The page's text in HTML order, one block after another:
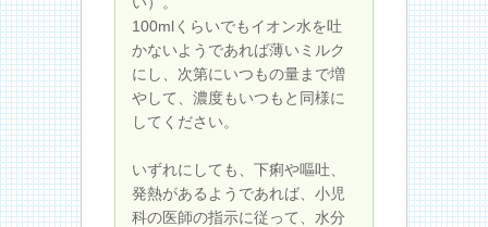
100mlくらいでもイオン水を吐
かないようであれば薄いミルク
にし、次第にいつもの量まで増
やして、濃度もいつもと同様に
してください。
いずれにしても、下痢や嘔吐、
発熱があるようであれば、小児
科の医師の指示に従って、水分